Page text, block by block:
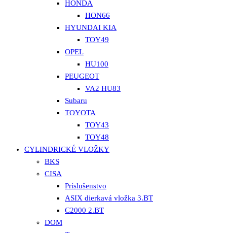
HONDA
HON66
HYUNDAI KIA
TOY49
OPEL
HU100
PEUGEOT
VA2 HU83
Subaru
TOYOTA
TOY43
TOY48
CYLINDRICKÉ VLOŽKY
BKS
CISA
Príslušenstvo
ASIX dierkavá vložka 3.BT
C2000 2.BT
DOM